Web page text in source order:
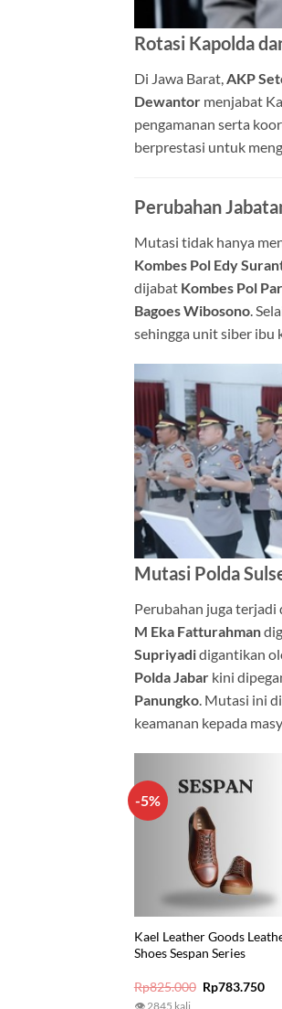
Rotasi Kapolda
Di Jawa Barat,AKP
Dewantor menjabat
pengamanan serta
berprestasi untuk
Perubahan
Mutasi tidak hanya
Kombes Pol Edy
dijabat Kombes Pol
Bagoes Wibosono .
sehingga unit siber ibu
Mutasi Polda
Perubahan juga terjadi
M Eka Fatturahman
Supriyadidigantikan
Polda Jabar kini
Panungko. Mutasi ini
keamanan kepada
-5%
Kael Leather Goods
Shoes Sespan Series
Rp825.000 Original
price
Rp783.750
👁 2845 kali